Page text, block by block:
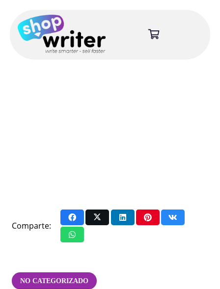
Comparte:
NO CATEGORIZADO